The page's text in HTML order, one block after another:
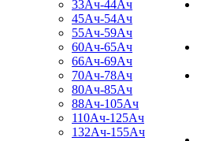
33Ач-44Ач
45Ач-54Ач
55Ач-59Ач
60Ач-65Ач
66Ач-69Ач
70Ач-78Ач
80Ач-85Ач
88Ач-105Ач
110Ач-125Ач
132Ач-155Ач